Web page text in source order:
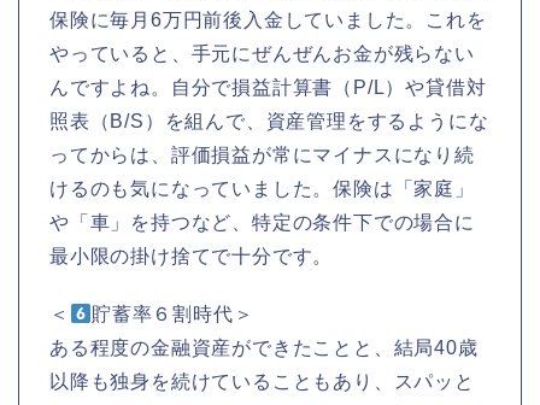
保険に毎月6万円前後入金していました。これを
やっていると、手元にぜんぜんお金が残らない
んですよね。自分で損益計算書（P/L）や貸借対
照表（B/S）を組んで、資産管理をするようにな
ってからは、評価損益が常にマイナスになり続
けるのも気になっていました。保険は「家庭」
や「車」を持つなど、特定の条件下での場合に
最小限の掛け捨てで十分です。
＜
貯蓄率６割時代＞
ある程度の金融資産ができたことと、結局40歳
以降も独身を続けていることもあり、スパッと